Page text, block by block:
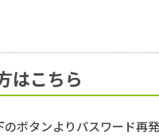
はこちら
ボタンよりパスワード再